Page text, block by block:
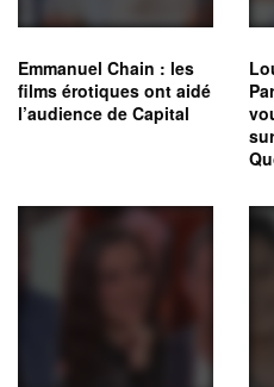
Emmanuel Chain : les
films érotiques ont aidé
l’audience de Capital